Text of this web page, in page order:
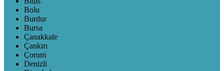
Bolu
Burdur
Bursa
Çanakkale
Çankırı
Çorum
Denizli